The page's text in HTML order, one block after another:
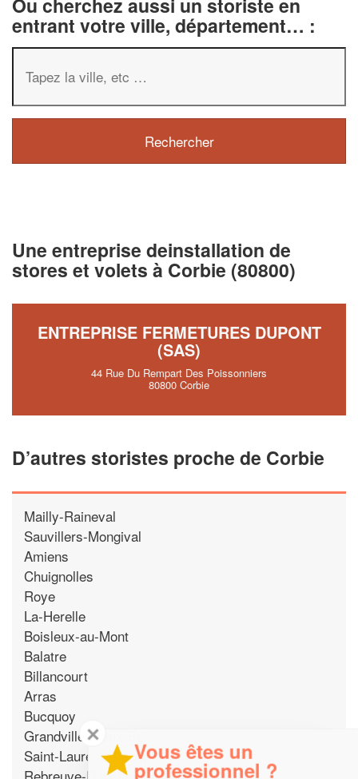
entrant votre ville, département… :
Une entreprise deinstallation de
stores et volets à Corbie (80800)
ENTREPRISE FERMETURES DUPONT
(SAS)
44 Rue Du Rempart Des Poissonniers
80800 Corbie
D’autres storistes proche de Corbie
Mailly-Raineval
Sauvillers-Mongival
Amiens
Chuignolles
Roye
La-Herelle
Boisleux-au-Mont
Balatre
Billancourt
Arras
Bucquoy
Grandvillers-aux-Bois
Saint-Laurent-Blangy
Rebreuve-Ranchicourt
✕
Vous êtes un
professionnel ?